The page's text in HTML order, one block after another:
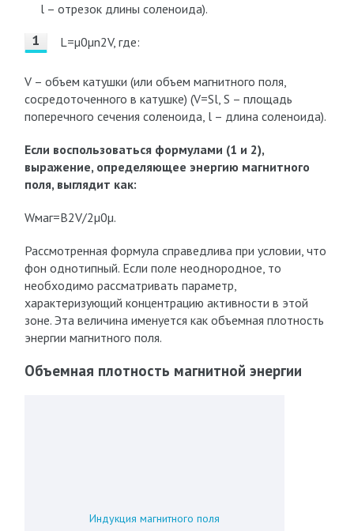
l – отрезок длины соленоида).
L=µ0µn2V, где:
V – объем катушки (или объем магнитного поля,
сосредоточенного в катушке) (V=Sl, S – площадь
поперечного сечения соленоида, l – длина соленоида).
Если воспользоваться формулами (1 и 2),
выражение, определяющее энергию магнитного
поля, выглядит как:
Wмаг=B2V/2µ0µ.
Рассмотренная формула справедлива при условии, что
фон однотипный. Если поле неоднородное, то
необходимо рассматривать параметр,
характеризующий концентрацию активности в этой
зоне. Эта величина именуется как объемная плотность
энергии магнитного поля.
Объемная плотность магнитной энергии
Индукция магнитного поля